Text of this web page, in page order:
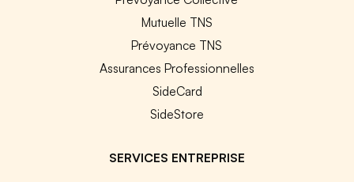
Mutuelle TNS
Prévoyance TNS
Assurances Professionnelles
SideCard
SideStore
SERVICES ENTREPRISE